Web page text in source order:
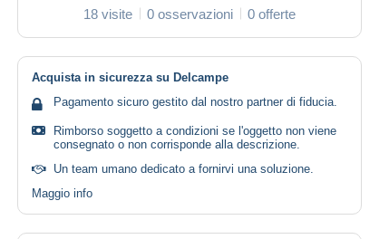
18 visite 0 osservazioni 0 offerte
Acquista in sicurezza su Delcampe
Pagamento sicuro gestito dal nostro partner di fiducia.
Rimborso soggetto a condizioni se l'oggetto non viene
consegnato o non corrisponde alla descrizione.
Un team umano dedicato a fornirvi una soluzione.
Maggio info